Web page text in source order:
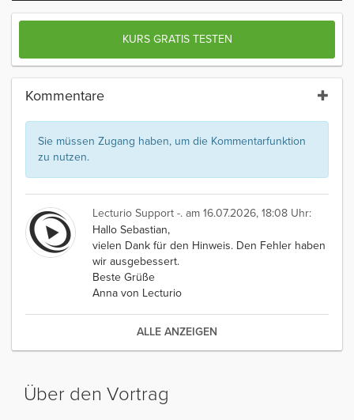
KURS GRATIS TESTEN
Kommentare
Sie müssen Zugang haben, um die Kommentarfunktion
zu nutzen.
Lecturio Support -. am 16.07.2026, 18:08 Uhr:
Hallo Sebastian,
vielen Dank für den Hinweis. Den Fehler haben
wir ausgebessert.
Beste Grüße
Anna von Lecturio
ALLE ANZEIGEN
Über den Vortrag